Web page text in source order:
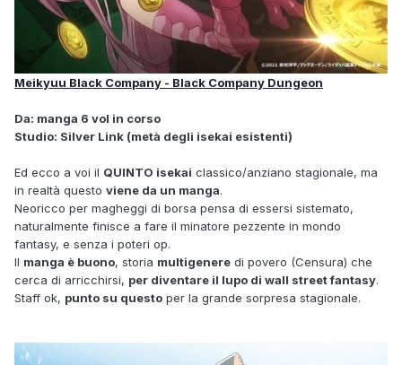
Meikyuu Black Company - Black Company Dungeon
Da: manga 6 vol in corso
Studio: Silver Link (metà degli isekai esistenti)
Ed ecco a voi il QUINTO isekai classico/anziano stagionale, ma
in realtà questo viene da un manga.
Neoricco per magheggi di borsa pensa di essersi sistemato,
naturalmente finisce a fare il minatore pezzente in mondo
fantasy, e senza i poteri op.
Il manga è buono, storia multigenere di povero (Censura) che
cerca di arricchirsi, per diventare il lupo di wall street fantasy.
Staff ok, punto su questo per la grande sorpresa stagionale.